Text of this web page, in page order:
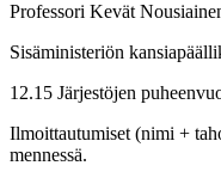
Professori Kevät
Sisäministeriön
12.15 Järjestöjen
Ilmoittautumiset (nimi +
mennessä.